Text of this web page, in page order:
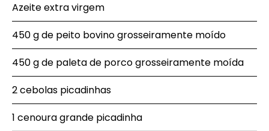
Azeite extra virgem
450 g de peito bovino grosseiramente moído
450 g de paleta de porco grosseiramente moída
2 cebolas picadinhas
1 cenoura grande picadinha